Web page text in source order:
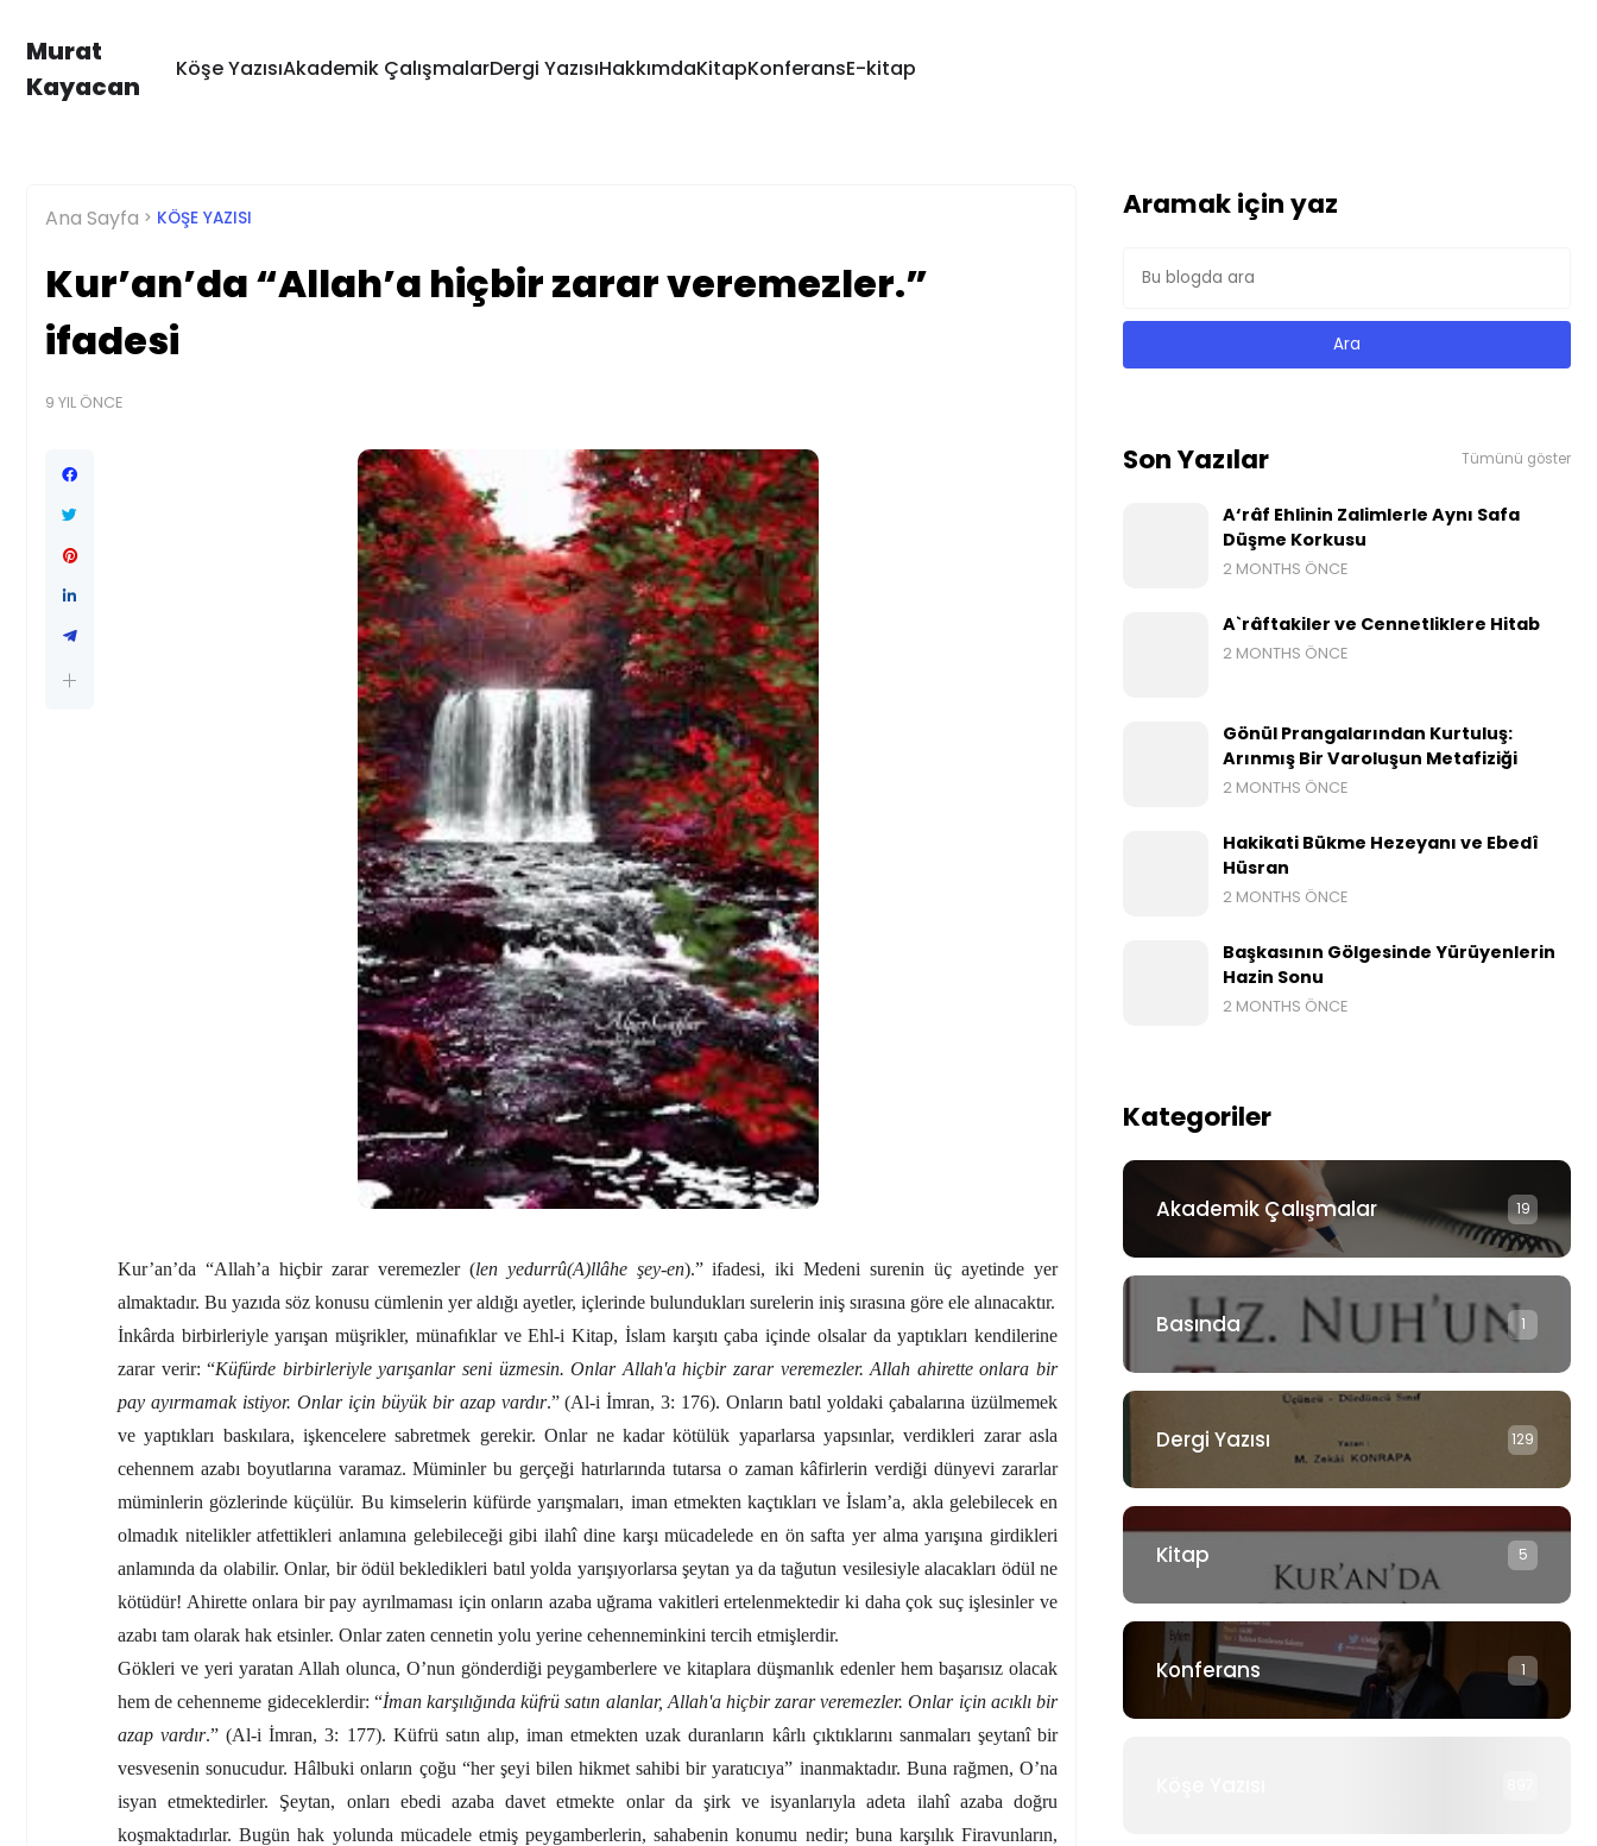
Murat
Kayacan
Köşe YazısıAkademik ÇalışmalarDergi YazısıHakkımdaKitapKonferansE-kitap
Ana Sayfa KÖŞE YAZISI
Kur’an’da “Allah’a hiçbir zarar veremezler.”
ifadesi
9 YIL ÖNCE
Kur’an’da “Allah’a hiçbir zarar veremezler (len yedurrû(A)llâhe şey-en).” ifadesi, iki Medeni surenin üç ayetinde yer
almaktadır. Bu yazıda söz konusu cümlenin yer aldığı ayetler, içlerinde bulundukları surelerin iniş sırasına göre ele alınacaktır.
İnkârda birbirleriyle yarışan müşrikler, münafıklar ve Ehl-i Kitap, İslam karşıtı çaba içinde olsalar da yaptıkları kendilerine
zarar verir: “Küfürde birbirleriyle yarışanlar seni üzmesin. Onlar Allah'a hiçbir zarar veremezler. Allah ahirette onlara bir
pay ayırmamak istiyor. Onlar için büyük bir azap vardır.” (Al-i İmran, 3: 176). Onların batıl yoldaki çabalarına üzülmemek
ve yaptıkları baskılara, işkencelere sabretmek gerekir. Onlar ne kadar kötülük yaparlarsa yapsınlar, verdikleri zarar asla
cehennem azabı boyutlarına varamaz. Müminler bu gerçeği hatırlarında tutarsa o zaman kâfirlerin verdiği dünyevi zararlar
müminlerin gözlerinde küçülür. Bu kimselerin küfürde yarışmaları, iman etmekten kaçtıkları ve İslam’a, akla gelebilecek en
olmadık nitelikler atfettikleri anlamına gelebileceği gibi ilahî dine karşı mücadelede en ön safta yer alma yarışına girdikleri
anlamında da olabilir. Onlar, bir ödül bekledikleri batıl yolda yarışıyorlarsa şeytan ya da tağutun vesilesiyle alacakları ödül ne
kötüdür! Ahirette onlara bir pay ayrılmaması için onların azaba uğrama vakitleri ertelenmektedir ki daha çok suç işlesinler ve
azabı tam olarak hak etsinler. Onlar zaten cennetin yolu yerine cehenneminkini tercih etmişlerdir.
Gökleri ve yeri yaratan Allah olunca, O’nun gönderdiği peygamberlere ve kitaplara düşmanlık edenler hem başarısız olacak
hem de cehenneme gideceklerdir: “İman karşılığında küfrü satın alanlar, Allah'a hiçbir zarar veremezler. Onlar için acıklı bir
azap vardır.” (Al-i İmran, 3: 177). Küfrü satın alıp, iman etmekten uzak duranların kârlı çıktıklarını sanmaları şeytanî bir
vesvesenin sonucudur. Hâlbuki onların çoğu “her şeyi bilen hikmet sahibi bir yaratıcıya” inanmaktadır. Buna rağmen, O’na
isyan etmektedirler. Şeytan, onları ebedi azaba davet etmekte onlar da şirk ve isyanlarıyla adeta ilahî azaba doğru
koşmaktadırlar. Bugün hak yolunda mücadele etmiş peygamberlerin, sahabenin konumu nedir; buna karşılık Firavunların,
Aramak için yaz
Son Yazılar Tümünü göster
A‘râf Ehlinin Zalimlerle Aynı Safa
Düşme Korkusu
2 MONTHS ÖNCE
A`râftakiler ve Cennetliklere Hitab
2 MONTHS ÖNCE
Gönül Prangalarından Kurtuluş:
Arınmış Bir Varoluşun Metafiziği
2 MONTHS ÖNCE
Hakikati Bükme Hezeyanı ve Ebedî
Hüsran
2 MONTHS ÖNCE
Başkasının Gölgesinde Yürüyenlerin
Hazin Sonu
2 MONTHS ÖNCE
Kategoriler
Akademik Çalışmalar 19
Basında 1
Dergi Yazısı 129
Kitap 5
Konferans 1